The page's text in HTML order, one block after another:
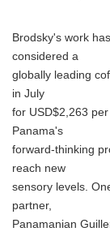
Brodsky's work
considered a
globally leading
in July
for USD$2,263
Panama's
forward-thinking
reach new
sensory levels.
partner,
Panamanian